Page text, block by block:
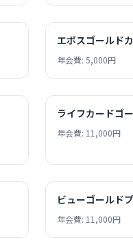
エポスゴールド
年会費: 5,000円
ライフカードゴ
年会費: 11,000円
ビューゴールド
年会費: 11,000円